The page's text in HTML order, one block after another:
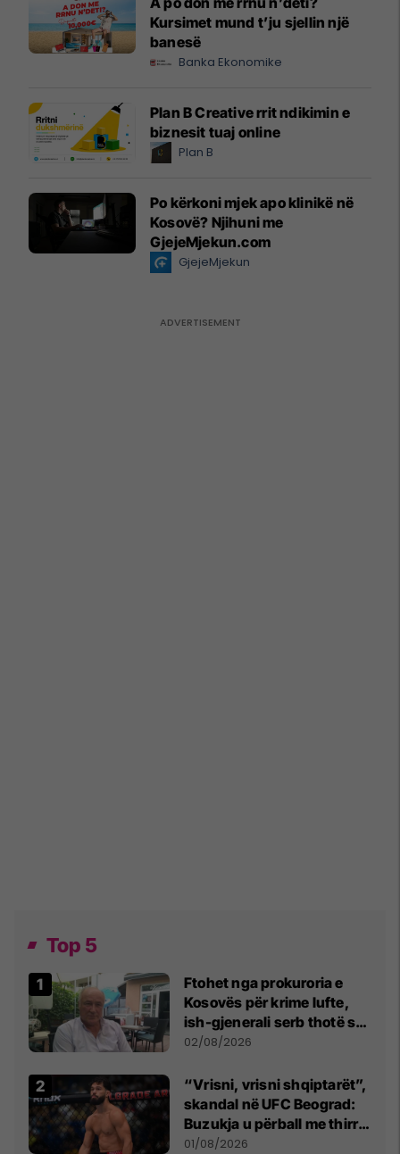
Kursimet mund t’ju sjellin një
banesë
Banka Ekonomike
Plan B Creative rrit ndikimin e
biznesit tuaj online
Plan B
Po kërkoni mjek apo klinikë në
Kosovë? Njihuni me
GjejeMjekun.com
GjejeMjekun
Top 5
Ftohet nga prokuroria e
Kosovës për krime lufte,
ish-gjenerali serb thotë se
dikush e tradhtoi në
02/08/2026
“Vrisni, vrisni shqiptarët”,
skandal në UFC Beograd:
Buzukja u përball me thirrje
anti-shqiptare nga
01/08/2026